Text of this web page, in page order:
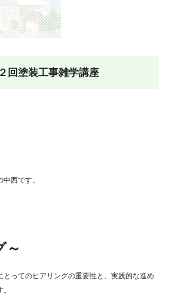
回塗装工事雑学講座
中西です。
～
とってのヒアリングの重要性と、実践的な進め
。